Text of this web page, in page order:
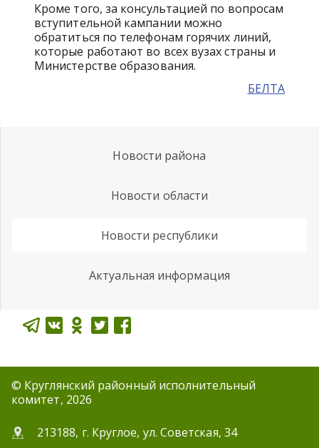
Кроме того, за консультацией по вопросам
вступительной кампании можно
обратиться по телефонам горячих линий,
которые работают во всех вузах страны и
Министерстве образования.
БЕЛТА
Новости района
Новости области
Новости республики
Актуальная информация
© Круглянский районный исполнительный
комитет, 2026
213188, г. Круглое, ул. Советская, 34